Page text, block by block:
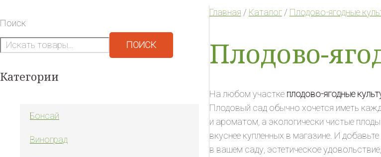
Поиск
ПОИСК
Категории
Бонсай
Виноград
Главная / Каталог/ Плодово-ягодные
Плодово-
На любом участке плодово-ягодные
Плодовый сад обычно хочется иметь
и ароматом, а экологически чистые
вкуснее купленных в магазине. И
в вашем саду, эстетическое